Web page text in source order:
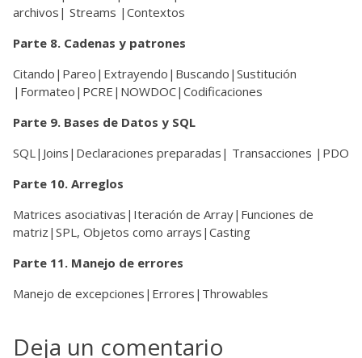
archivos| Streams |Contextos
Parte 8. Cadenas y patrones
Citando|Pareo|Extrayendo|Buscando|Sustitución
|Formateo|PCRE|NOWDOC|Codificaciones
Parte 9. Bases de Datos y SQL
SQL|Joins|Declaraciones preparadas| Transacciones |PDO
Parte 10. Arreglos
Matrices asociativas|Iteración de Array|Funciones de
matriz|SPL, Objetos como arrays|Casting
Parte 11. Manejo de errores
Manejo de excepciones|Errores|Throwables
Deja un comentario